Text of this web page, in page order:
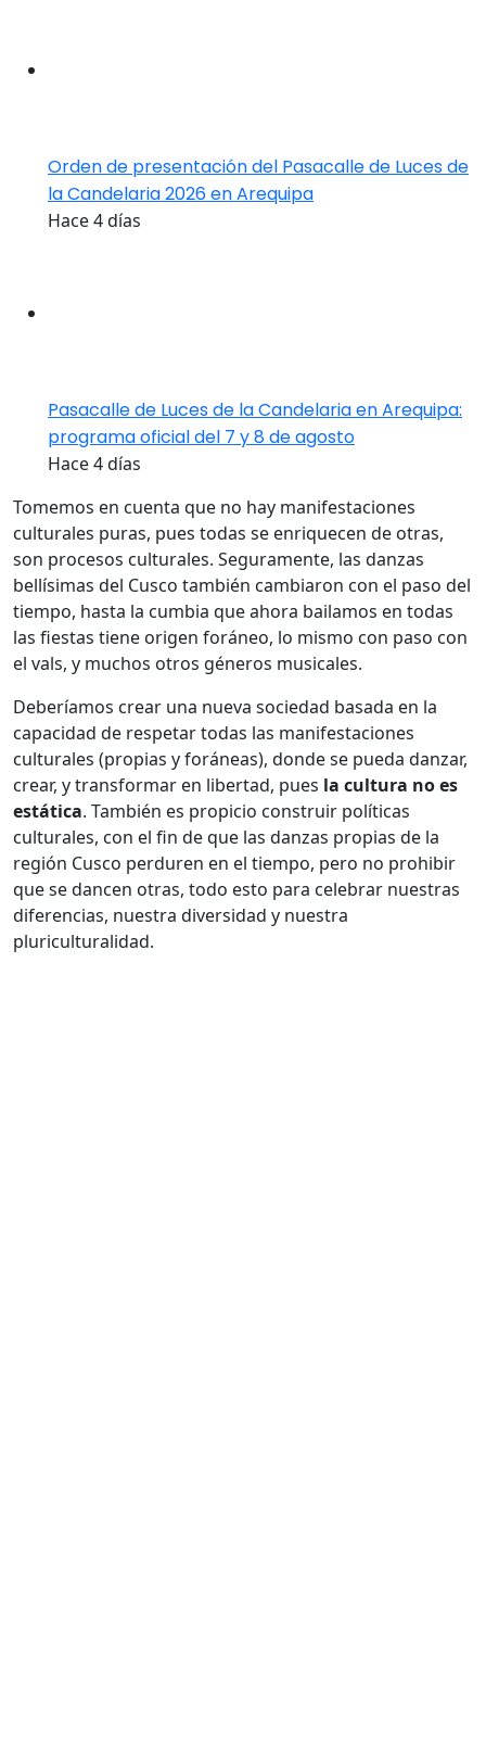
Orden de presentación del Pasacalle de Luces de
la Candelaria 2026 en Arequipa
Hace 4 días
Pasacalle de Luces de la Candelaria en Arequipa:
programa oficial del 7 y 8 de agosto
Hace 4 días
Tomemos en cuenta que no hay manifestaciones
culturales puras, pues todas se enriquecen de otras,
son procesos culturales. Seguramente, las danzas
bellísimas del Cusco también cambiaron con el paso del
tiempo, hasta la cumbia que ahora bailamos en todas
las fiestas tiene origen foráneo, lo mismo con paso con
el vals, y muchos otros géneros musicales.
Deberíamos crear una nueva sociedad basada en la
capacidad de respetar todas las manifestaciones
culturales (propias y foráneas), donde se pueda danzar,
crear, y transformar en libertad, pues la cultura no es
estática. También es propicio construir políticas
culturales, con el fin de que las danzas propias de la
región Cusco perduren en el tiempo, pero no prohibir
que se dancen otras, todo esto para celebrar nuestras
diferencias, nuestra diversidad y nuestra
pluriculturalidad.